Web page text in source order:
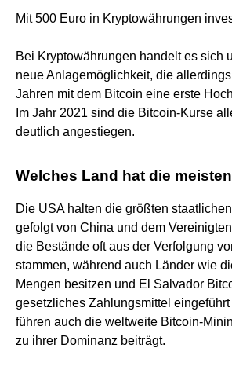
Mit 500 Euro in Kryptowährungen
Bei Kryptowährungen handelt es sich
neue Anlagemöglichkeit, die
Jahren mit dem Bitcoin eine erste
Im Jahr 2021 sind die Bitcoin-Kurse
deutlich angestiegen.
Welches Land hat die
Die USA halten die größten
gefolgt von China und dem
die Bestände oft aus der Verfolgung
stammen, während auch Länder wie
Mengen besitzen und El Salvador
gesetzliches Zahlungsmittel
führen auch die weltweite Bitcoin-
zu ihrer Dominanz beiträgt.